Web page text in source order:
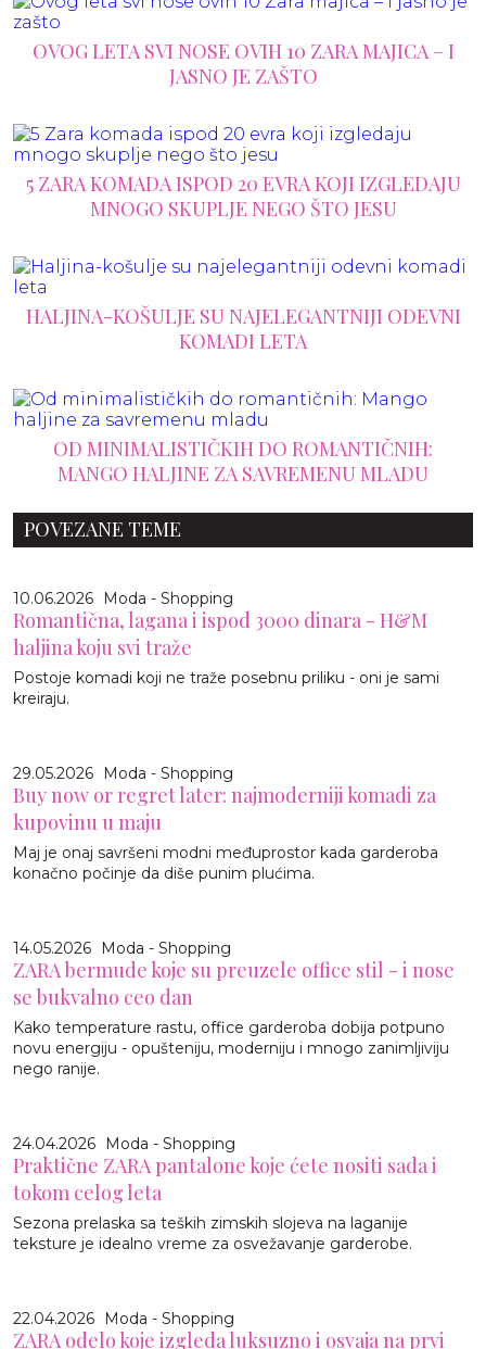
OVOG LETA SVI NOSE OVIH 10 ZARA MAJICA – I
JASNO JE ZAŠTO
5 ZARA KOMADA ISPOD 20 EVRA KOJI IZGLEDAJU
MNOGO SKUPLJE NEGO ŠTO JESU
HALJINA-KOŠULJE SU NAJELEGANTNIJI ODEVNI
KOMADI LETA
OD MINIMALISTIČKIH DO ROMANTIČNIH:
MANGO HALJINE ZA SAVREMENU MLADU
POVEZANE TEME
10.06.2026 Moda - Shopping
Romantična, lagana i ispod 3000 dinara - H&M
haljina koju svi traže
Postoje komadi koji ne traže posebnu priliku - oni je sami
kreiraju.
29.05.2026 Moda - Shopping
Buy now or regret later: najmoderniji komadi za
kupovinu u maju
Maj je onaj savršeni modni međuprostor kada garderoba
konačno počinje da diše punim plućima.
14.05.2026 Moda - Shopping
ZARA bermude koje su preuzele office stil - i nose
se bukvalno ceo dan
Kako temperature rastu, office garderoba dobija potpuno
novu energiju - opušteniju, moderniju i mnogo zanimljiviju
nego ranije.
24.04.2026 Moda - Shopping
Praktične ZARA pantalone koje ćete nositi sada i
tokom celog leta
Sezona prelaska sa teških zimskih slojeva na laganije
teksture je idealno vreme za osvežavanje garderobe.
22.04.2026 Moda - Shopping
ZARA odelo koje izgleda luksuzno i osvaja na prvi